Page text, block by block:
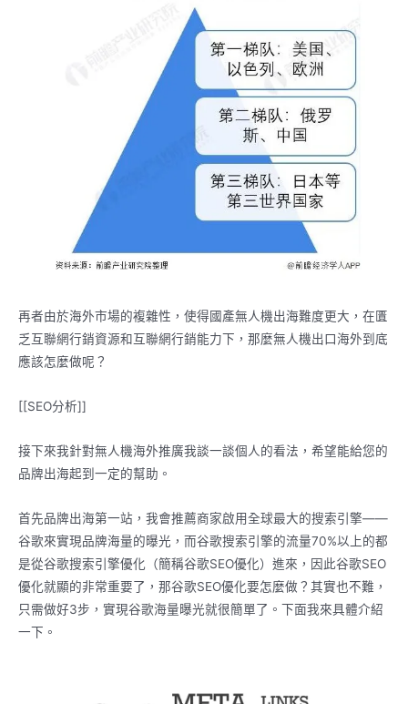
再者由於海外市場的複雜性，使得國產無人機出海難度更大，在匱
乏互聯網行銷資源和互聯網行銷能力下，那麼無人機出口海外到底
應該怎麼做呢？
[[SEO分析]]
接下來我針對無人機海外推廣我談一談個人的看法，希望能給您的
品牌出海起到一定的幫助。
首先品牌出海第一站，我會推薦商家啟用全球最大的搜索引擎——
谷歌來實現品牌海量的曝光，而谷歌搜索引擎的流量70%以上的都
是從谷歌搜索引擎優化（簡稱谷歌SEO優化）進來，因此谷歌SEO
優化就顯的非常重要了，那谷歌SEO優化要怎麼做？其實也不難，
只需做好3步，實現谷歌海量曝光就很簡單了。下面我來具體介紹
一下。